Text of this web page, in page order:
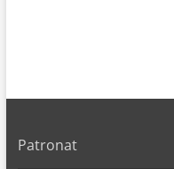
Patronat